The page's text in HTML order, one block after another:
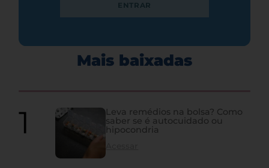
ENTRAR
Mais baixadas
Leva remédios na bolsa? Como
saber se é autocuidado ou
hipocondria